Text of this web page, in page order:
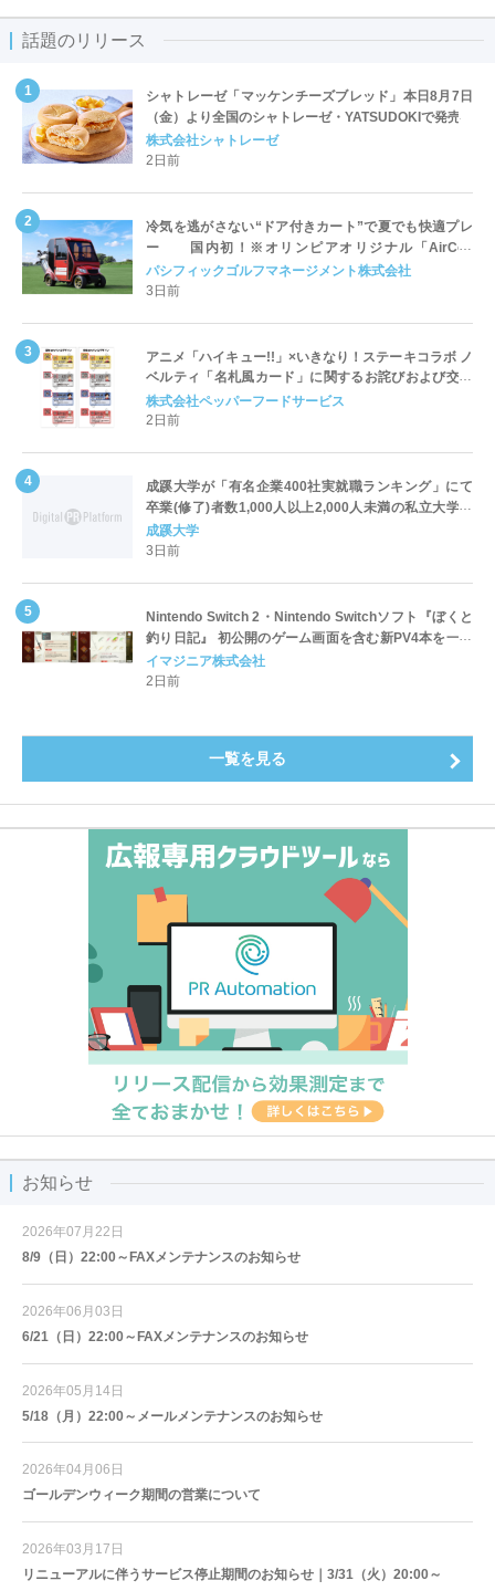
話題のリリース
シャトレーゼ「マッケンチーズブレッド」本日8月7日
（金）より全国のシャトレーゼ・YATSUDOKIで発売
株式会社シャトレーゼ
2日前
冷気を逃がさない“ドア付きカート”で夏でも快適プレ
ー 国内初！※オリンピアオリジナル「AirCon
Cart（エアコンカート）」導入 | ＰＧＭ
パシフィックゴルフマネージメント株式会社
3日前
アニメ「ハイキュー!!」×いきなり！ステーキコラボ ノ
ベルティ「名札風カード」に関するお詫びおよび交換
対応についてのご案内
株式会社ペッパーフードサービス
2日前
成蹊大学が「有名企業400社実就職ランキング」にて
卒業(修了)者数1,000人以上2,000人未満の私立大学で
全国第1位を獲得！～実就職率は26.5%（前年比＋
4.3pt）に伸長、東京の私立大学でも10位にランクイン
成蹊大学
3日前
Nintendo Switch 2・Nintendo Switchソフト『ぼくと
釣り日記』 初公開のゲーム画面を含む新PV4本を一挙
公開！
イマジニア株式会社
2日前
一覧を見る
お知らせ
2026年07月22日
8/9（日）22:00～FAXメンテナンスのお知らせ
2026年06月03日
6/21（日）22:00～FAXメンテナンスのお知らせ
2026年05月14日
5/18（月）22:00～メールメンテナンスのお知らせ
2026年04月06日
ゴールデンウィーク期間の営業について
2026年03月17日
リニューアルに伴うサービス停止期間のお知らせ｜3/31（火）20:00～